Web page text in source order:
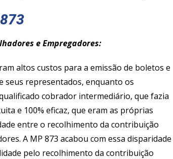
e Empregadores:
altos custos para a emissão de boletos e
seus representados, enquanto os
cobrador intermediário, que fazia
e 100% eficaz, que eram as próprias
entre o recolhimento da contribuição
A MP 873 acabou com essa disparidade
pelo recolhimento da contribuição